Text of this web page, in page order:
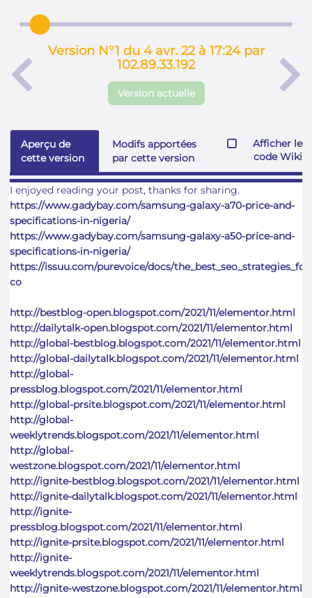
Version N°1 du 4 avr. 22 à 17:24 par
102.89.33.192
Version actuelle
Aperçu de
cette version
Modifs apportées
par cette version
Afficher le
code Wiki